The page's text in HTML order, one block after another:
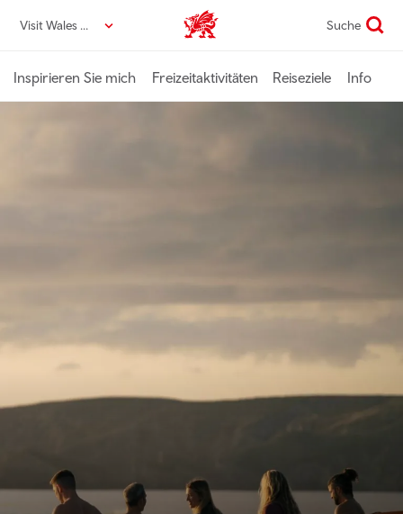
zumVisit Wales DE VisitWales home Suche
Inspirieren Sie mich Freizeitaktivitäten Reiseziele Info